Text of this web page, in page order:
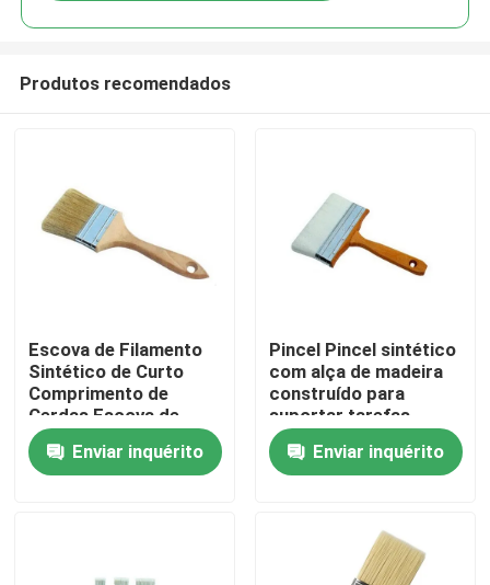
Casa
Produtos
Produtos recomendados
Escova de Filamento
Sintético de Curto
Comprimento de
Cerdas Escova de
Filamento Oco de
Poliéster Ideal para
Aplicações de
Enviar inquérito
Pincel Pincel sintético
com alça de madeira
construído para
suportar tarefas
rigorosas de limpeza e
manutenção
Enviar inquérito